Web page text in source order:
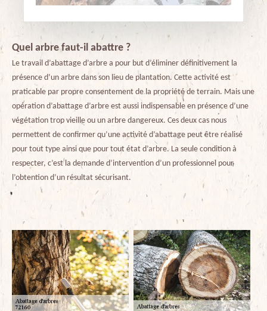
Quel arbre faut-il abattre ?
Le travail d’abattage d’arbre a pour but d’éliminer définitivement la
présence d’un arbre dans son lieu de plantation. Cette activité est
praticable par propre consentement de la propriété de terrain. Mais une
opération d’abattage d’arbre est aussi indispensable en présence d’une
végétation trop vieille ou un arbre dangereux. Ces deux cas nous
permettent de confirmer qu’une activité d’abattage peut être réalisé
pour tout type ainsi que pour tout état d’arbre. La seule condition à
respecter, c’est la demande d’intervention d’un professionnel pour
l’obtention d’un résultat sécurisant.